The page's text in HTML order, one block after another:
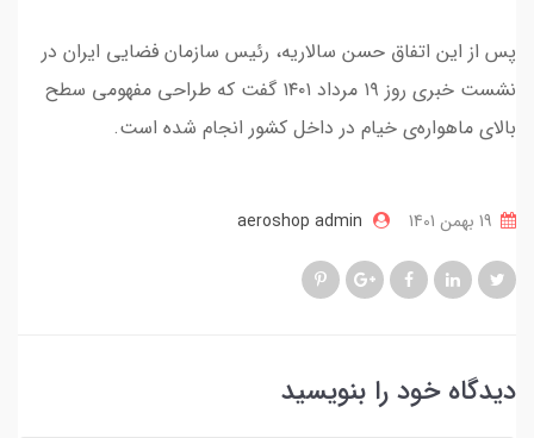
پس از این اتفاق حسن سالاریه، رئیس سازمان فضایی ایران در
نشست خبری روز ۱۹ مرداد ۱۴۰۱ گفت که طراحی مفهومی سطح
بالای ماهواره‌ی خیام در داخل کشور انجام شده است.
aeroshop admin
دیدگاه خود را بنویسید